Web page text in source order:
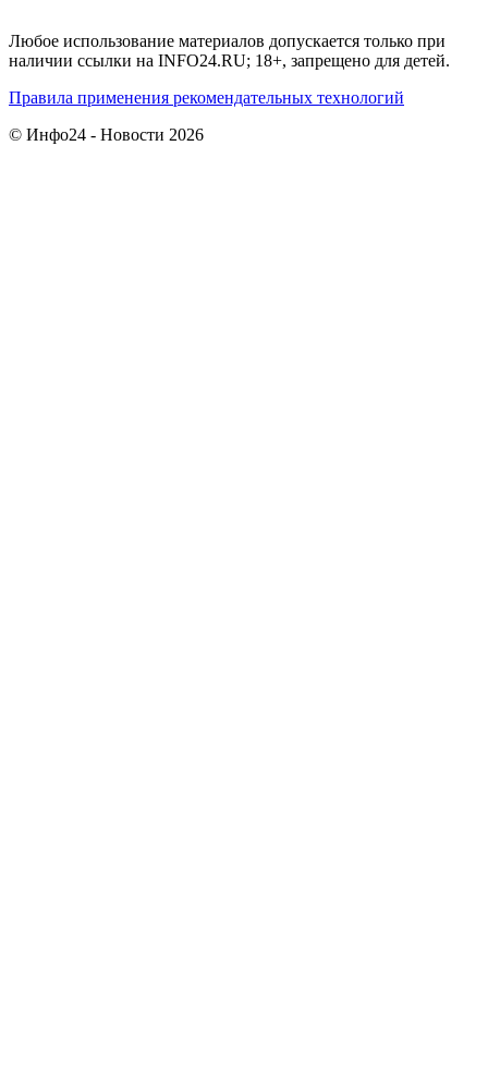
Любое использование материалов допускается только при
наличии ссылки на INFO24.RU; 18+, запрещено для детей.
Правила применения рекомендательных технологий
© Инфо24 - Новости 2026